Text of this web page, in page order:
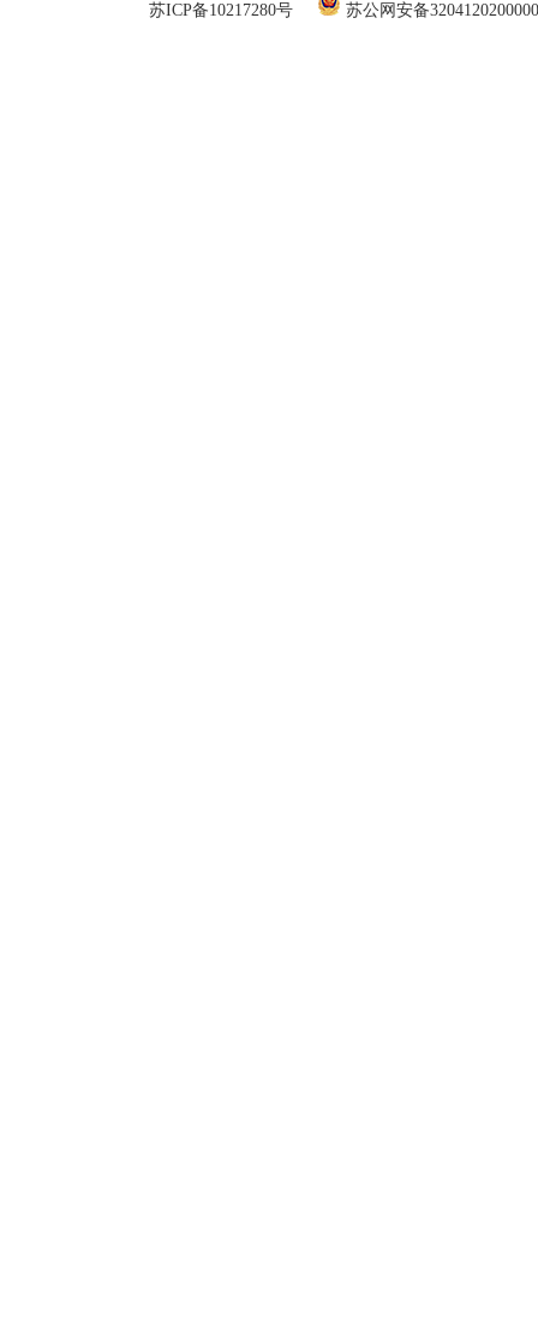
苏ICP备10217280号
苏公网安备